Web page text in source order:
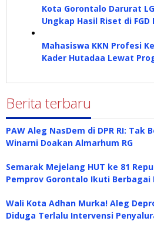
Kota Gorontalo Darurat
Ungkap Hasil Riset di FGD
Mahasiswa KKN Profesi
Kader Hutadaa Lewat
Berita terbaru
PAW Aleg NasDem di DPR RI: Tak
Winarni Doakan Almarhum RG
Semarak Mejelang HUT ke 81
Pemprov Gorontalo Ikuti Berbagai
Wali Kota Adhan Murka! Aleg
Diduga Terlalu Intervensi